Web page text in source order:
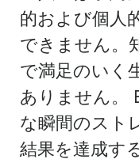
的および個人
できません。
で満足のいく
ありません。
な瞬間のスト
結果を達成す